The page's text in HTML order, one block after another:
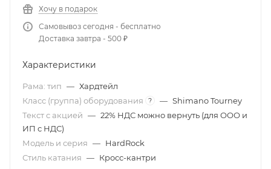
Хочу в подарок
Самовывоз сегодня - бесплатно
Доставка завтра - 500 ₽
Характеристики
Рама: тип — Хардтейл
Класс (группа) оборудования
? — Shimano Tourney
Текст с акцией — 22% НДС можно вернуть (для ООО и
ИП с НДС)
Модель и серия — HardRock
Стиль катания — Кросс-кантри